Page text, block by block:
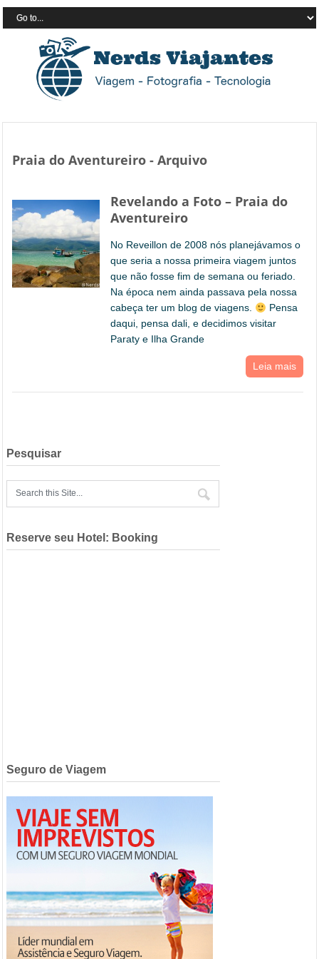
Praia do Aventureiro - Arquivo
Revelando a Foto – Praia do
Aventureiro
No Reveillon de 2008 nós planejávamos o
que seria a nossa primeira viagem juntos
que não fosse fim de semana ou feriado.
Na época nem ainda passava pela nossa
cabeça ter um blog de viagens.
Pensa
daqui, pensa dali, e decidimos visitar
Paraty e Ilha Grande
Leia mais
Pesquisar
Reserve seu Hotel: Booking
Seguro de Viagem